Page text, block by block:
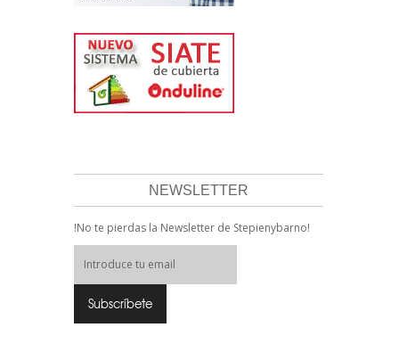
NEWSLETTER
!No te pierdas la Newsletter de Stepienybarno!